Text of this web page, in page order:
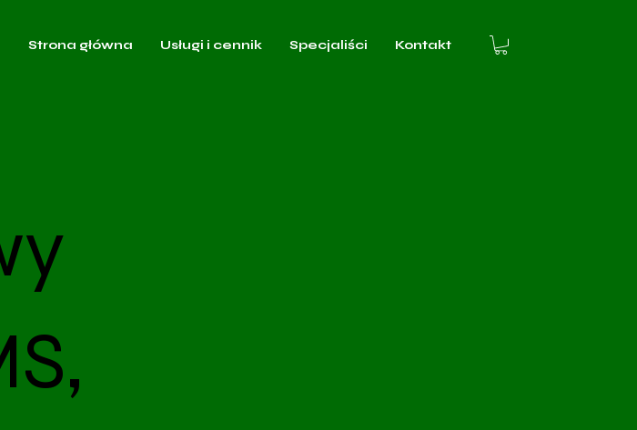
Strona główna Usługi i cennik Specjaliści Kontakt